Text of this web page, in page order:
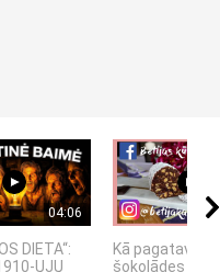
04:06
DIETA“:
ŲJŲ
Kā pagatavot
šokolādes